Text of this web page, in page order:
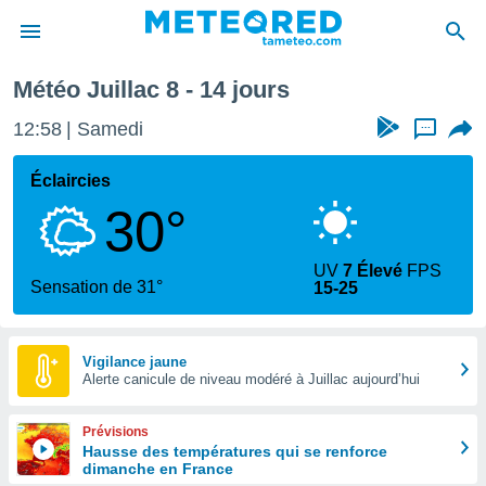
de
Météo Juillac 8 - 14 jours
12:58 Samedi ...
Éclaircies
30°
Sensation de 31°
UV7 Élevé FPS
15-25
Vigilance jaune
Alerte canicule de niveau modéré à Juillac aujourd’hui
Prévisions
Hausse des températures qui se renforce
dimanche en France